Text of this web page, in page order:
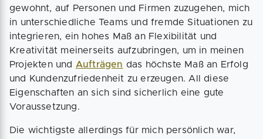
gewohnt, auf Personen und Firmen zuzugehen, mich
in unterschiedliche Teams und fremde Situationen zu
integrieren, ein hohes Maß an Flexibilität und
Kreativität meinerseits aufzubringen, um in meinen
Projekten und Aufträgen das höchste Maß an Erfolg
und Kundenzufriedenheit zu erzeugen. All diese
Eigenschaften an sich sind sicherlich eine gute
Voraussetzung.
Die wichtigste allerdings für mich persönlich war,